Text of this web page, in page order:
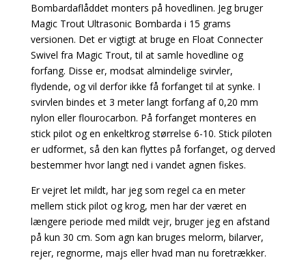
Bombardaflåddet monters på hovedlinen. Jeg bruger
Magic Trout Ultrasonic Bombarda i 15 grams
versionen. Det er vigtigt at bruge en Float Connecter
Swivel fra Magic Trout, til at samle hovedline og
forfang. Disse er, modsat almindelige svirvler,
flydende, og vil derfor ikke få forfanget til at synke. I
svirvlen bindes et 3 meter langt forfang af 0,20 mm
nylon eller flourocarbon. På forfanget monteres en
stick pilot og en enkeltkrog størrelse 6-10. Stick piloten
er udformet, så den kan flyttes på forfanget, og derved
bestemmer hvor langt ned i vandet agnen fiskes.
Er vejret let mildt, har jeg som regel ca en meter
mellem stick pilot og krog, men har der været en
længere periode med mildt vejr, bruger jeg en afstand
på kun 30 cm. Som agn kan bruges melorm, bilarver,
rejer, regnorme, majs eller hvad man nu foretrækker.